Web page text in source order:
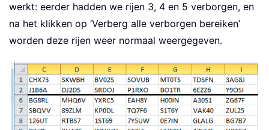
werkt: eerder hadden we rijen 3, 4 en 5 verborgen, en
na het klikken op ‘Verberg alle verborgen bereiken’
worden deze rijen weer normaal weergegeven.